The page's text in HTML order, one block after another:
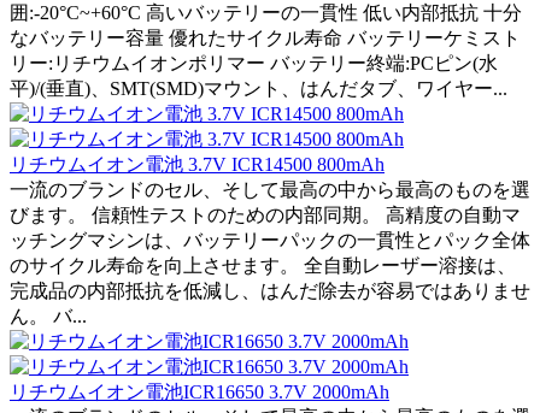
囲:-20°C~+60°C 高いバッテリーの一貫性 低い内部抵抗 十分
なバッテリー容量 優れたサイクル寿命 バッテリーケミスト
リー:リチウムイオンポリマー バッテリー終端:PCピン(水
平)/(垂直)、SMT(SMD)マウント、はんだタブ、ワイヤー...
リチウムイオン電池 3.7V ICR14500 800mAh
一流のブランドのセル、そして最高の中から最高のものを選
びます。 信頼性テストのための内部同期。 高精度の自動マ
ッチングマシンは、バッテリーパックの一貫性とパック全体
のサイクル寿命を向上させます。 全自動レーザー溶接は、
完成品の内部抵抗を低減し、はんだ除去が容易ではありませ
ん。 バ...
リチウムイオン電池ICR16650 3.7V 2000mAh